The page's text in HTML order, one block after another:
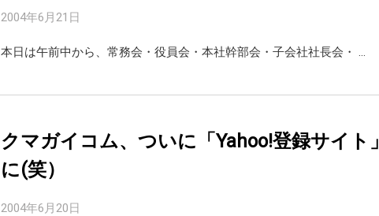
2004年6月21日
本日は午前中から、常務会・役員会・本社幹部会・子会社社長会・ …
クマガイコム、ついに「Yahoo!登録サイト」
に(笑）
2004年6月20日